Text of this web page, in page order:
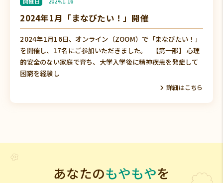
2024年1月「まなびたい！」開催
2024年1月16日、オンライン（ZOOM）で「まなびたい！」
を開催し、17名にご参加いただきました。 【第一部】 心理
的安全のない家庭で育ち、大学入学後に精神疾患を発症して
困窮を経験し
詳細はこちら
あなたのもやもやを